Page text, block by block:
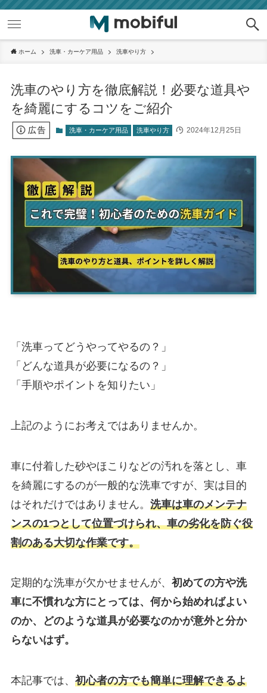
ホーム 洗車・カーケア用品 洗車やり方
洗車のやり方を徹底解説！必要な道具や
を綺麗にするコツをご紹介
洗車・カーケア用品 洗車やり方 2024年12月25日
「洗車ってどうやってやるの？」
「どんな道具が必要になるの？」
「手順やポイントを知りたい」
上記のようにお考えではありませんか。
車に付着した砂やほこりなどの汚れを落とし、車
を綺麗にするのが一般的な洗車ですが、実は目的
はそれだけではありません。 洗車は車のメンテナ
ンスの1つとして位置づけられ、車の劣化を防ぐ役
割のある大切な作業です。
定期的な洗車が欠かせませんが、 初めての方や洗
車に不慣れな方にとっては、何から始めればよい
のか、どのような道具が必要なのかが意外と分か
らないはず。
本記事では、 初心者の方でも簡単に理解できるよ